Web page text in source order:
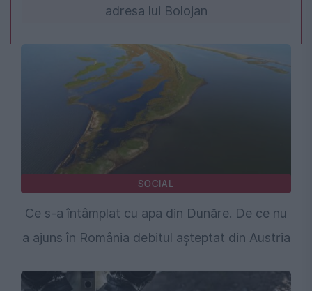
adresa lui Bolojan
SOCIAL
Ce s-a întâmplat cu apa din Dunăre. De ce nu
a ajuns în România debitul așteptat din Austria